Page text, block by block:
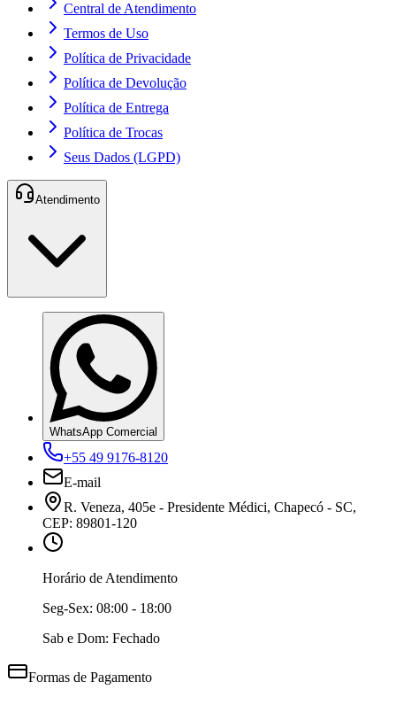
Central de Atendimento
Termos de Uso
Política de Privacidade
Política de Devolução
Política de Entrega
Política de Trocas
Seus Dados (LGPD)
Atendimento
WhatsApp Comercial
+55 49 9176-8120
E-mail
R. Veneza, 405e - Presidente Médici, Chapecó - SC,
CEP: 89801-120
Horário de Atendimento
Seg-Sex: 08:00 - 18:00
Sab e Dom: Fechado
Formas de Pagamento